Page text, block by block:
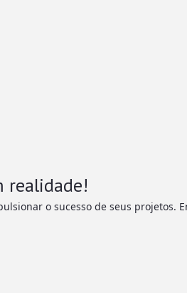
realidade!
o sucesso de seus projetos.